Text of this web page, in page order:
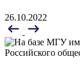
26.10.2022